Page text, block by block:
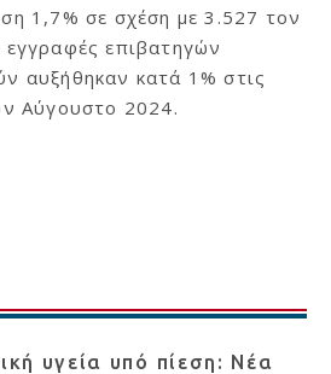
1,7% σε σχέση με 3.527 τον
επιβατηγών
αυξήθηκαν κατά 1% στις
Αύγουστο 2024.
υγεία υπό πίεση: Νέα